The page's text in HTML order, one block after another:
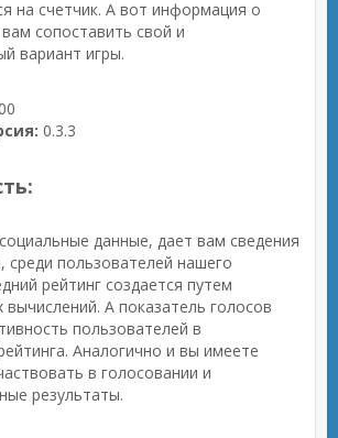
на счетчик. А вот информация о
сопоставить свой и
вариант игры.
0.3.3
данные, дает вам сведения
среди пользователей нашего
рейтинг создается путем
вычислений. А показатель голосов
пользователей в
Аналогично и вы имеете
в голосовании и
результаты.